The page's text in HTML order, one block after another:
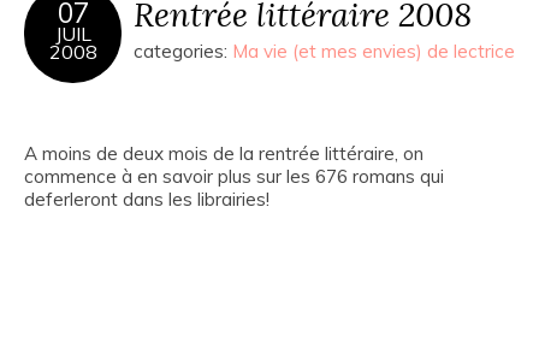
07
JUIL
2008
Rentrée littéraire 2008
categories: Ma vie (et mes envies) de lectrice
A moins de deux mois de la rentrée littéraire, on
commence à en savoir plus sur les 676 romans qui
deferleront dans les librairies!